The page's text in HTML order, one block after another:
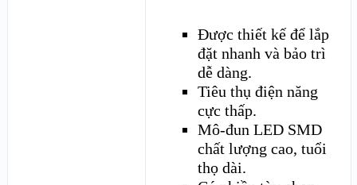
Được thiết kế để lắp
đặt nhanh và bảo trì
dễ dàng.
Tiêu thụ điện năng
cực thấp.
Mô-đun LED SMD
chất lượng cao, tuổi
thọ dài.